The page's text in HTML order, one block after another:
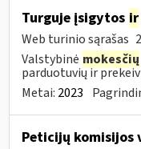
Turguje įsigytos ir
Web turinio sąrašas
Valstybinė mokesčių
parduotuvių ir
Metai: 2023
Peticijų komisijos